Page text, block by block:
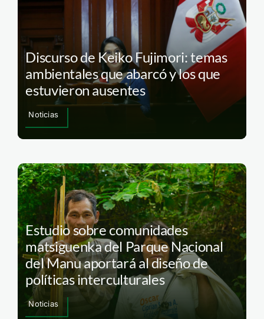
Discurso de Keiko Fujimori: temas
ambientales que abarcó y los que
estuvieron ausentes
Noticias
Estudio sobre comunidades
matsiguenka del Parque Nacional
del Manu aportará al diseño de
políticas interculturales
Noticias